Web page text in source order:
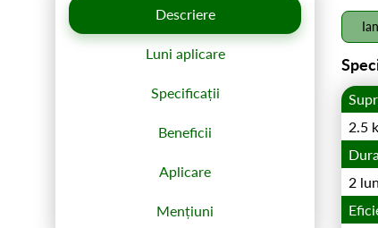
Descriere
Luni aplicare
Specificații
Beneficii
Aplicare
Mențiuni
Ian
2.5
2